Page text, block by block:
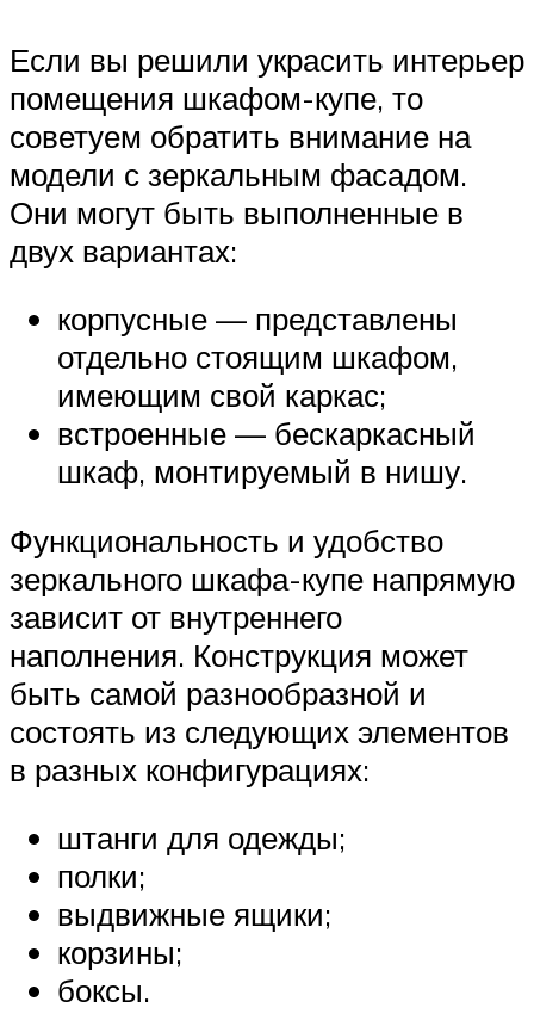
Если вы решили украсить интерьер
помещения шкафом-купе, то
советуем обратить внимание на
модели с зеркальным фасадом.
Они могут быть выполненные в
двух вариантах:
корпусные — представлены
отдельно стоящим шкафом,
имеющим свой каркас;
встроенные — бескаркасный
шкаф, монтируемый в нишу.
Функциональность и удобство
зеркального шкафа-купе напрямую
зависит от внутреннего
наполнения. Конструкция может
быть самой разнообразной и
состоять из следующих элементов
в разных конфигурациях:
штанги для одежды;
полки;
выдвижные ящики;
корзины;
боксы.